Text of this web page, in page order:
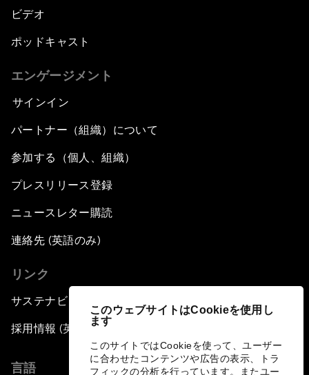
このウェブサイトはCookieを使用し
ます
このサイトではCookieを使って、ユーザー
に合わせたコンテンツや広告の表示、トラ
フィックの分析を行っています。またユー
ビデオ
ポッドキャスト
エンゲージメント
サインイン
パートナー（組織）について
参加する（個人、組織）
プレスリリース登録
ニュースレター購読
連絡先 (英語のみ)
リンク
サステナビリティへの取り組み
採用情報 (英語のみ)
言語